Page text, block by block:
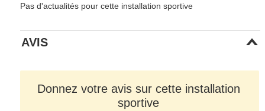
Pas d'actualités pour cette installation sportive
AVIS
Donnez votre avis sur cette installation
sportive